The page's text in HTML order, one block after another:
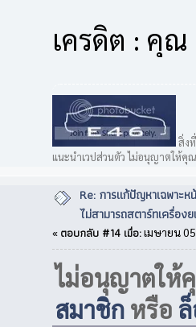
เครดิต : คุณ
สิ่ง
แนะนำเวปส่วนตัว ไม่อนุญาตให้คุ
Re: การแก้ปัญหาเฉพาะ
ไม่สามารถสตาร์ทเครื่อง
« ตอบกลับ #14 เมื่อ:เมษายน
ไม่อนุญาตให้
สมาชิก หรือ